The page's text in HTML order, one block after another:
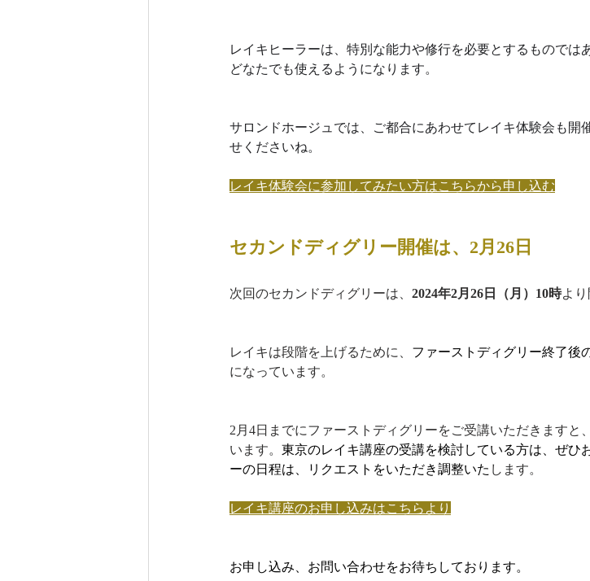
レイキヒーラーは、特別な能力や修行を必要とするものでは
どなたでも使えるようになります。
サロンドホージュでは、ご都合にあわせてレイキ体験会も開
せくださいね。
レイキ体験会に参加してみたい方はこちらから申し込む
セカンドディグリー開催は、2月26日
次回のセカンドディグリーは、 2024年2月26日（月）10時より
レイキは段階を上げるために、 ファーストディグリー終了後
になっています。
2月4日までにファーストディグリーをご受講いただきますと
います。 東京のレイキ講座の受講を検討している方は、ぜひ
ーの日程は、リクエストをいただき調整いた します。
レイキ講座のお申し込みはこちらより
お申し込み、お問い合わせをお待ちしております。